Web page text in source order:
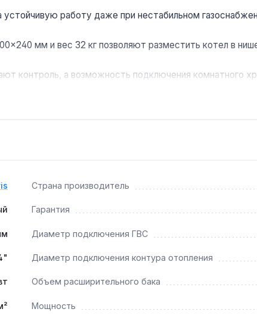
устойчивую работу даже при нестабильном
мм и вес 32 кг позволяют разместить котел в
контроль, а возможность подключения комнатного
одновременное отопление и горячее
и предотвращения накипи в теплообменнике.
Страна производитель
Гарантия
Диаметр подключения ГВС
Диаметр подключения контура отопления
Объем расширительного бака
Мощность